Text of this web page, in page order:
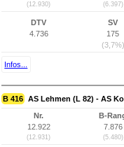
(12.930) (6.397)
DTV
4.736
SV
175
(3,7%)
Infos...
B 416 AS Lehmen (L 82) - AS
Nr.
12.922
(12.931)
B-
7.876
(5.480)